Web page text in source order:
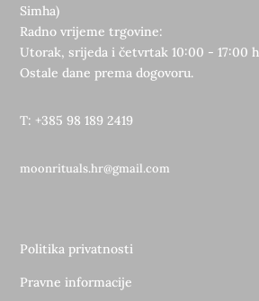
Simha)
Radno vrijeme trgovine:
Utorak, srijeda i četvrtak 10:00 - 17:00 h
Ostale dane prema dogovoru.
T: +385 98 189 2419
moonrituals.hr@gmail.com
Politika privatnosti
Pravne informacije